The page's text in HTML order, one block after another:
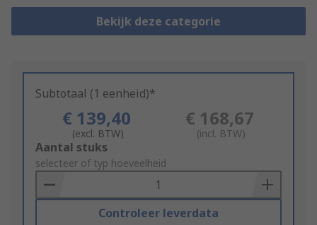
Bekijk deze categorie
Subtotaal (1 eenheid)*
€ 139,40
(excl. BTW)
€ 168,67
(incl. BTW)
Add
to
Basket
Aantal stuks
selecteer of typ hoeveelheid
Controleer leverdata